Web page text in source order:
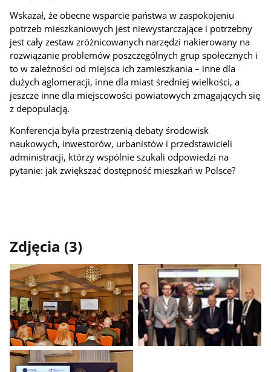
Wskazał, że obecne wsparcie państwa w zaspokojeniu
potrzeb mieszkaniowych jest niewystarczające i potrzebny
jest cały zestaw zróżnicowanych narzędzi nakierowany na
rozwiązanie problemów poszczególnych grup społecznych i
to w zależności od miejsca ich zamieszkania – inne dla
dużych aglomeracji, inne dla miast średniej wielkości, a
jeszcze inne dla miejscowości powiatowych zmagających się
z depopulacją.
Konferencja była przestrzenią debaty środowisk
naukowych, inwestorów, urbanistów i przedstawicieli
administracji, którzy wspólnie szukali odpowiedzi na
pytanie: jak zwiększać dostępność mieszkań w Polsce?
Zdjęcia (3)
Pokaż
zdjęcie